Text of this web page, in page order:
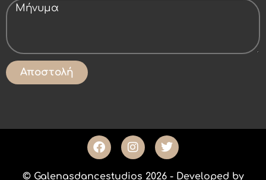
Αποστολή
© Galenasdancestudios 2026 - Developed by